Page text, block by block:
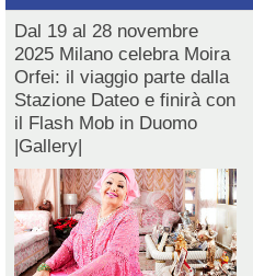
Dal 19 al 28 novembre
2025 Milano celebra Moira
Orfei: il viaggio parte dalla
Stazione Dateo e finirà con
il Flash Mob in Duomo
|Gallery|